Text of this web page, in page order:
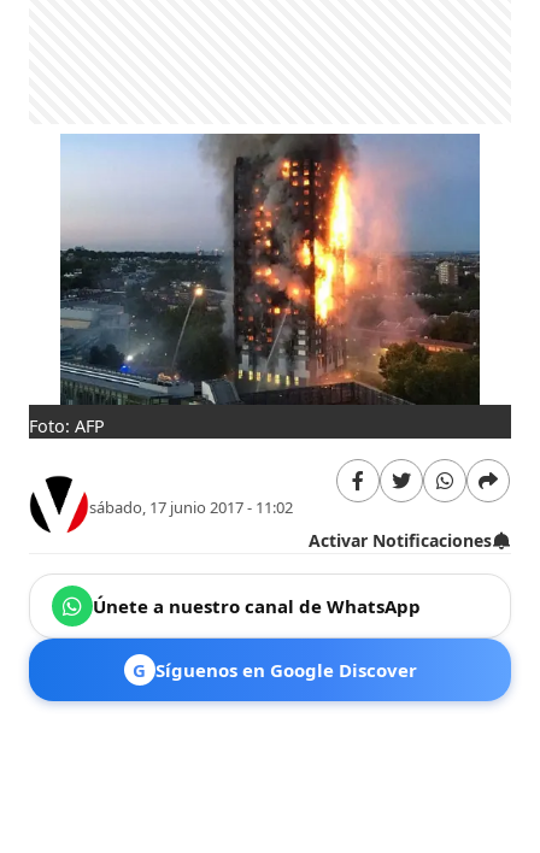
Foto: AFP
sábado, 17 junio 2017 - 11:02
Activar Notificaciones
Únete a nuestro canal de WhatsApp
G Síguenos en Google Discover